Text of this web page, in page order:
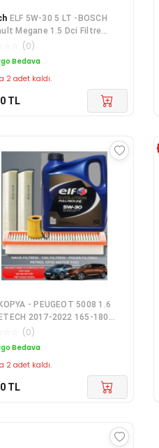
ELF 5W-30 5 LT -BOSCH
Megane 1.5 Dci Filtre
Seti (2017-2022)
(0)
Bedava
2 adet kaldı.
TL
KOPYA - PEUGEOT 5008 1.6
2017-2022 165-180
- ELF 5LT 5W30 2025 -4LÜ
SETİ
(0)
Bedava
2 adet kaldı.
TL